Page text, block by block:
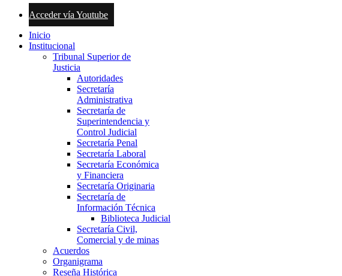
Acceder vía Youtube
Inicio
Institucional
Tribunal Superior de
Justicia
Autoridades
Secretaría
Administrativa
Secretaría de
Superintendencia y
Control Judicial
Secretaría Penal
Secretaría Laboral
Secretaría Económica
y Financiera
Secretaría Originaria
Secretaría de
Información Técnica
Biblioteca Judicial
Secretaría Civil,
Comercial y de minas
Acuerdos
Organigrama
Reseña Histórica